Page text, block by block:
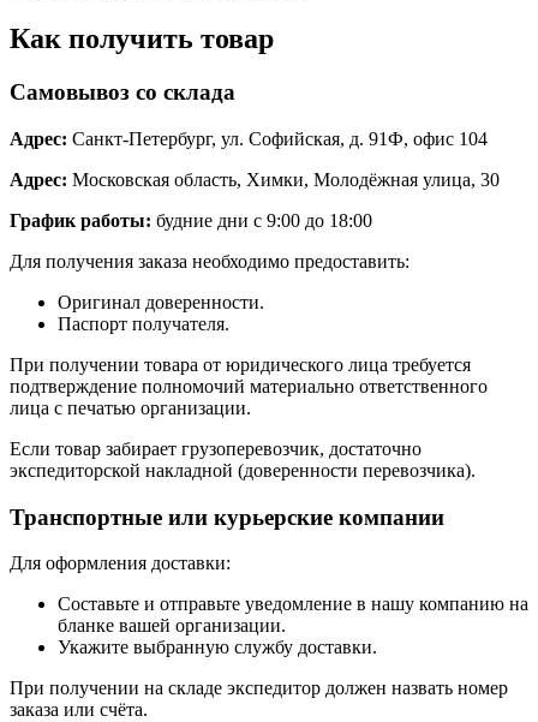
Как получить товар
Самовывоз со склада
Адрес: Санкт-Петербург, ул. Софийская, д. 91Ф, офис 104
Адрес: Московская область, Химки, Молодёжная улица, 30
График работы: будние дни с 9:00 до 18:00
Для получения заказа необходимо предоставить:
Оригинал доверенности.
Паспорт получателя.
При получении товара от юридического лица требуется
подтверждение полномочий материально ответственного
лица с печатью организации.
Если товар забирает грузоперевозчик, достаточно
экспедиторской накладной (доверенности перевозчика).
Транспортные или курьерские компании
Для оформления доставки:
Составьте и отправьте уведомление в нашу компанию на
бланке вашей организации.
Укажите выбранную службу доставки.
При получении на складе экспедитор должен назвать номер
заказа или счёта.